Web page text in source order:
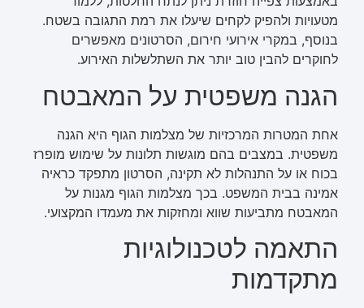
מטעויות ולהפיק לקחים שיעלו את רמת התגובה בשטח.
בנוסף, במקרי אירועי חירום, הסרטונים מאפשרים
לחוקרים להבין טוב יותר את השתלשלות האירוע.
הגנה משפטית על המאבטח
אחת המטרות המרכזיות של מצלמות הגוף היא הגנה
משפטית. במצבים בהם מוגשות תלונות על שימוש מופרז
בכוח או על התנהלות לא תקינה, הסרטון מתפקד כראיה
אמינה בבית המשפט. בכך מצלמות הגוף מגנות על
המאבטח מתביעות שווא ומחזקות את מעמדו המקצועי.
התאמה לטכנולוגיות
מתקדמות